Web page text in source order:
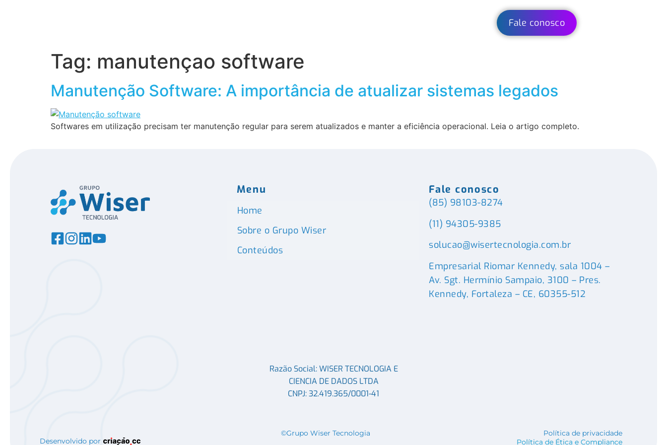
Fale conosco
Tag: manutençao software
Manutenção Software: A importância de atualizar sistemas legados
Softwares em utilização precisam ter manutenção regular para serem atualizados e manter a eficiência operacional. Leia o artigo completo.
Menu
Home
Sobre o Grupo Wiser
Conteúdos
Fale conosco
(85) 98103-8274
(11) 94305-9385
solucao@wisertecnologia.com.br
Empresarial Riomar Kennedy, sala 1004 –
Av. Sgt. Hermínio Sampaio, 3100 – Pres.
Kennedy, Fortaleza – CE, 60355-512
Razão Social: WISER TECNOLOGIA E
CIENCIA DE DADOS LTDA
CNPJ: 32.419.365/0001-41
Desenvolvido por
©Grupo Wiser Tecnologia
Política de privacidade
Política de Ética e Compliance